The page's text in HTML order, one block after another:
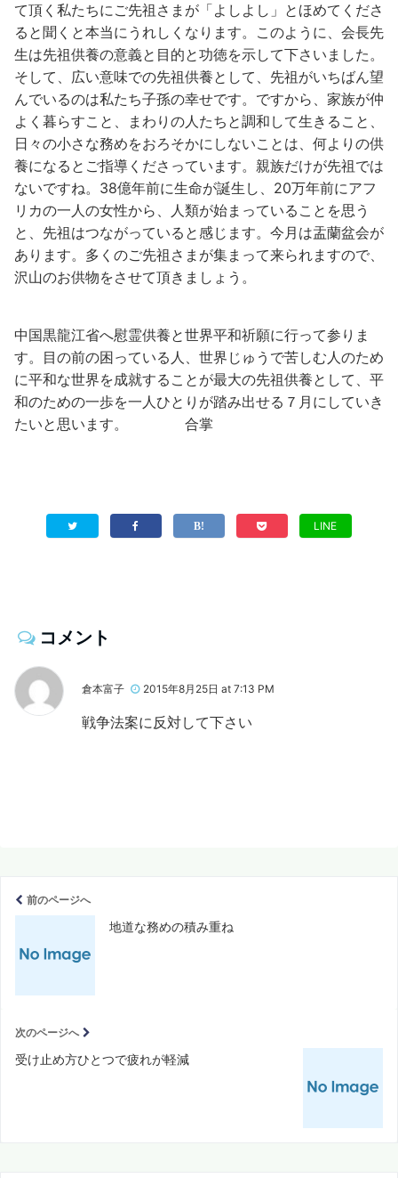
て頂く私たちにご先祖さまが「よしよし」とほめてくださ
ると聞くと本当にうれしくなります。このように、会長先
生は先祖供養の意義と目的と功徳を示して下さいました。
そして、広い意味での先祖供養として、先祖がいちばん望
んでいるのは私たち子孫の幸せです。ですから、家族が仲
よく暮らすこと、まわりの人たちと調和して生きること、
日々の小さな務めをおろそかにしないことは、何よりの供
養になるとご指導くださっています。親族だけが先祖では
ないですね。38億年前に生命が誕生し、20万年前にアフ
リカの一人の女性から、人類が始まっていることを思う
と、先祖はつながっていると感じます。今月は盂蘭盆会が
あります。多くのご先祖さまが集まって来られますので、
沢山のお供物をさせて頂きましょう。
中国黒龍江省へ慰霊供養と世界平和祈願に行って参りま
す。目の前の困っている人、世界じゅうで苦しむ人のため
に平和な世界を成就することが最大の先祖供養として、平
和のための一歩を一人ひとりが踏み出せる７月にしていき
たいと思います。 合掌
LINE
コメント
倉本富子 2015年8月25日 at 7:13 PM
戦争法案に反対して下さい
前のページへ
地道な務めの積み重ね
次のページへ
受け止め方ひとつで疲れが軽減